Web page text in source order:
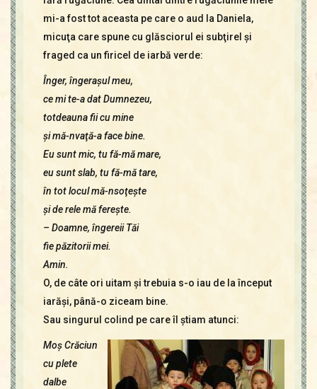
mi-a fost tot aceasta pe care o aud la Daniela,
micuţa care spune cu glăsciorul ei subţirel şi
fraged ca un firicel de iarbă verde:
Înger, îngeraşul meu,
ce mi te-a dat Dumnezeu,
totdeauna fii cu mine
şi mă-nvaţă-a face bine.
Eu sunt mic, tu fă-mă mare,
eu sunt slab, tu fă-mă tare,
în tot locul mă-nsoţeşte
şi de rele mă fereşte.
– Doamne, îngereii Tăi
fie păzitorii mei.
Amin.
O, de câte ori uitam şi trebuia s-o iau de la început
iarăşi, până-o ziceam bine.
Sau singurul colind pe care îl ştiam atunci:
Moş Crăciun
cu plete
dalbe